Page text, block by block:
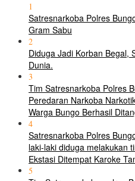
1
Satresnarkoba Polres
Gram Sabu
2
Diduga Jadi Korban Begal,
Dunia.
3
Tim Satresnarkoba Polres
Peredaran Narkoba
Warga Bungo Berhasil
4
Satresnarkoba Polres
laki-laki diduga melakukan
Ekstasi Ditempat Karoke
5